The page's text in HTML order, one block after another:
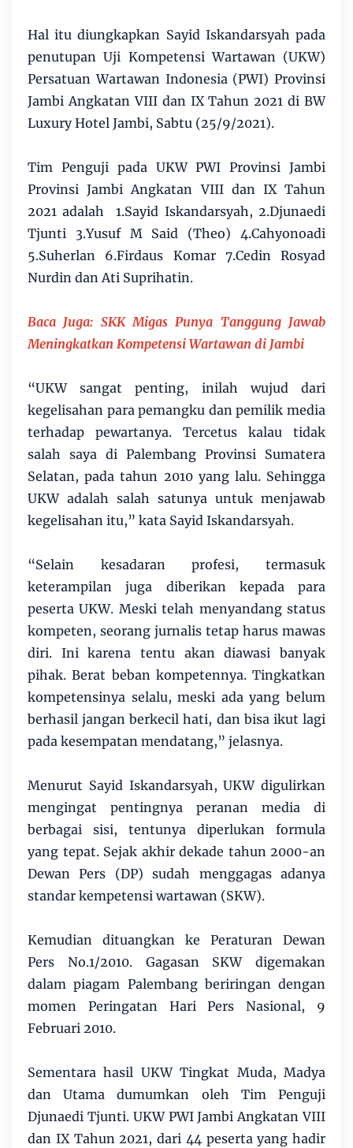
Hal itu diungkapkan Sayid Iskandarsyah pada
penutupan Uji Kompetensi Wartawan (UKW)
Persatuan Wartawan Indonesia (PWI) Provinsi
Jambi Angkatan VIII dan IX Tahun 2021 di BW
Luxury Hotel Jambi, Sabtu (25/9/2021).
Tim Penguji pada UKW PWI Provinsi Jambi
Provinsi Jambi Angkatan VIII dan IX Tahun
2021 adalah 1.Sayid Iskandarsyah, 2.Djunaedi
Tjunti 3.Yusuf M Said (Theo) 4.Cahyonoadi
5.Suherlan 6.Firdaus Komar 7.Cedin Rosyad
Nurdin dan Ati Suprihatin.
Baca Juga: SKK Migas Punya Tanggung Jawab
Meningkatkan Kompetensi Wartawan di Jambi
“UKW sangat penting, inilah wujud dari
kegelisahan para pemangku dan pemilik media
terhadap pewartanya. Tercetus kalau tidak
salah saya di Palembang Provinsi Sumatera
Selatan, pada tahun 2010 yang lalu. Sehingga
UKW adalah salah satunya untuk menjawab
kegelisahan itu,” kata Sayid Iskandarsyah.
“Selain kesadaran profesi, termasuk
keterampilan juga diberikan kepada para
peserta UKW. Meski telah menyandang status
kompeten, seorang jurnalis tetap harus mawas
diri. Ini karena tentu akan diawasi banyak
pihak. Berat beban kompetennya. Tingkatkan
kompetensinya selalu, meski ada yang belum
berhasil jangan berkecil hati, dan bisa ikut lagi
pada kesempatan mendatang,” jelasnya.
Menurut Sayid Iskandarsyah, UKW digulirkan
mengingat pentingnya peranan media di
berbagai sisi, tentunya diperlukan formula
yang tepat. Sejak akhir dekade tahun 2000-an
Dewan Pers (DP) sudah menggagas adanya
standar kempetensi wartawan (SKW).
Kemudian dituangkan ke Peraturan Dewan
Pers No.1/2010. Gagasan SKW digemakan
dalam piagam Palembang beriringan dengan
momen Peringatan Hari Pers Nasional, 9
Februari 2010.
Sementara hasil UKW Tingkat Muda, Madya
dan Utama dumumkan oleh Tim Penguji
Djunaedi Tjunti. UKW PWI Jambi Angkatan VIII
dan IX Tahun 2021, dari 44 peserta yang hadir